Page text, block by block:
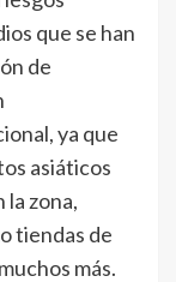
que se han
de
ya que
asiáticos
zona,
tiendas de
más.